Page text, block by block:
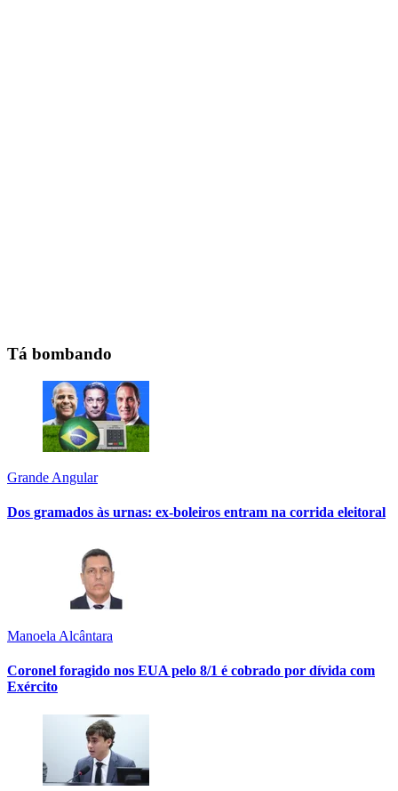
Tá bombando
Grande Angular
Dos gramados às urnas: ex-boleiros entram na corrida eleitoral
Manoela Alcântara
Coronel foragido nos EUA pelo 8/1 é cobrado por dívida com
Exército